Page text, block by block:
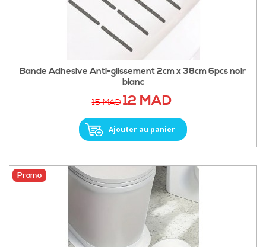
Bande Adhesive Anti-glissement 2cm x 38cm 6pcs noir
blanc
15 MAD12 MAD
Ajouter au panier
Promo